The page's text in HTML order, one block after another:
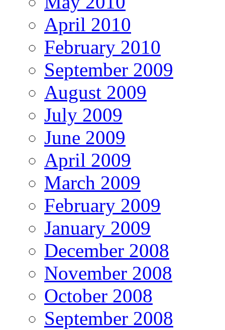
April 2010
February 2010
September 2009
August 2009
July 2009
June 2009
April 2009
March 2009
February 2009
January 2009
December 2008
November 2008
October 2008
September 2008